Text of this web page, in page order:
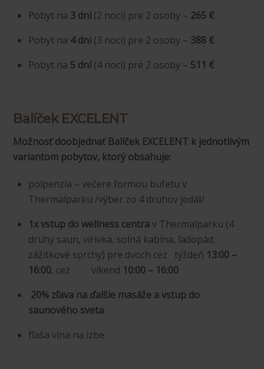
Pobyt na 3 dni (2 noci) pre 2 osoby – 265 €
Pobyt na 4 dni (3 noci) pre 2 osoby – 388 €
Pobyt na 5 dní (4 noci) pre 2 osoby – 511 €
Balíček EXCELENT
Možnosť doobjednať Balíček EXCELENT k jednotlivým
variantom pobytov, ktorý obsahuje:
polpenzia – večere formou bufetu v
Thermalparku /výber zo 4 druhov jedál/
1x vstup do wellness centrav Thermalparku (4
druhy saun, vírivka, solná kabína, ľadopád,
zážitkové sprchy) pre dvoch cez týždeň 13:00 –
16:00, cez víkend 10:00 – 16:00
20% zľava na ďalšie masáže a vstup do
saunového sveta
fľaša vína na izbe